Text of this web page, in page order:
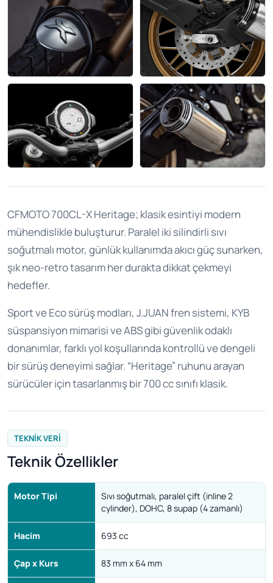
CFMOTO 700CL-X Heritage; klasik esintiyi modern
mühendislikle buluşturur. Paralel iki silindirli sıvı
soğutmalı motor, günlük kullanımda akıcı güç sunarken,
şık neo-retro tasarım her durakta dikkat çekmeyi
hedefler.
Sport ve Eco sürüş modları, J.JUAN fren sistemi, KYB
süspansiyon mimarisi ve ABS gibi güvenlik odaklı
donanımlar, farklı yol koşullarında kontrollü ve dengeli
bir sürüş deneyimi sağlar. “Heritage” ruhunu arayan
sürücüler için tasarlanmış bir 700 cc sınıfı klasik.
TEKNIK VERI
Teknik Özellikler
Motor Tipi
Sıvı soğutmalı, paralel çift (inline 2
cylinder), DOHC, 8 supap (4 zamanlı)
Hacim 693 cc
Çap x Kurs 83 mm x 64 mm